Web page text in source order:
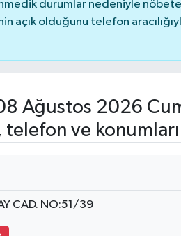
durumlar nedeniyle
açık olduğunu telefon
Ağustos 2026
ve konumları
CAD. NO:51/39